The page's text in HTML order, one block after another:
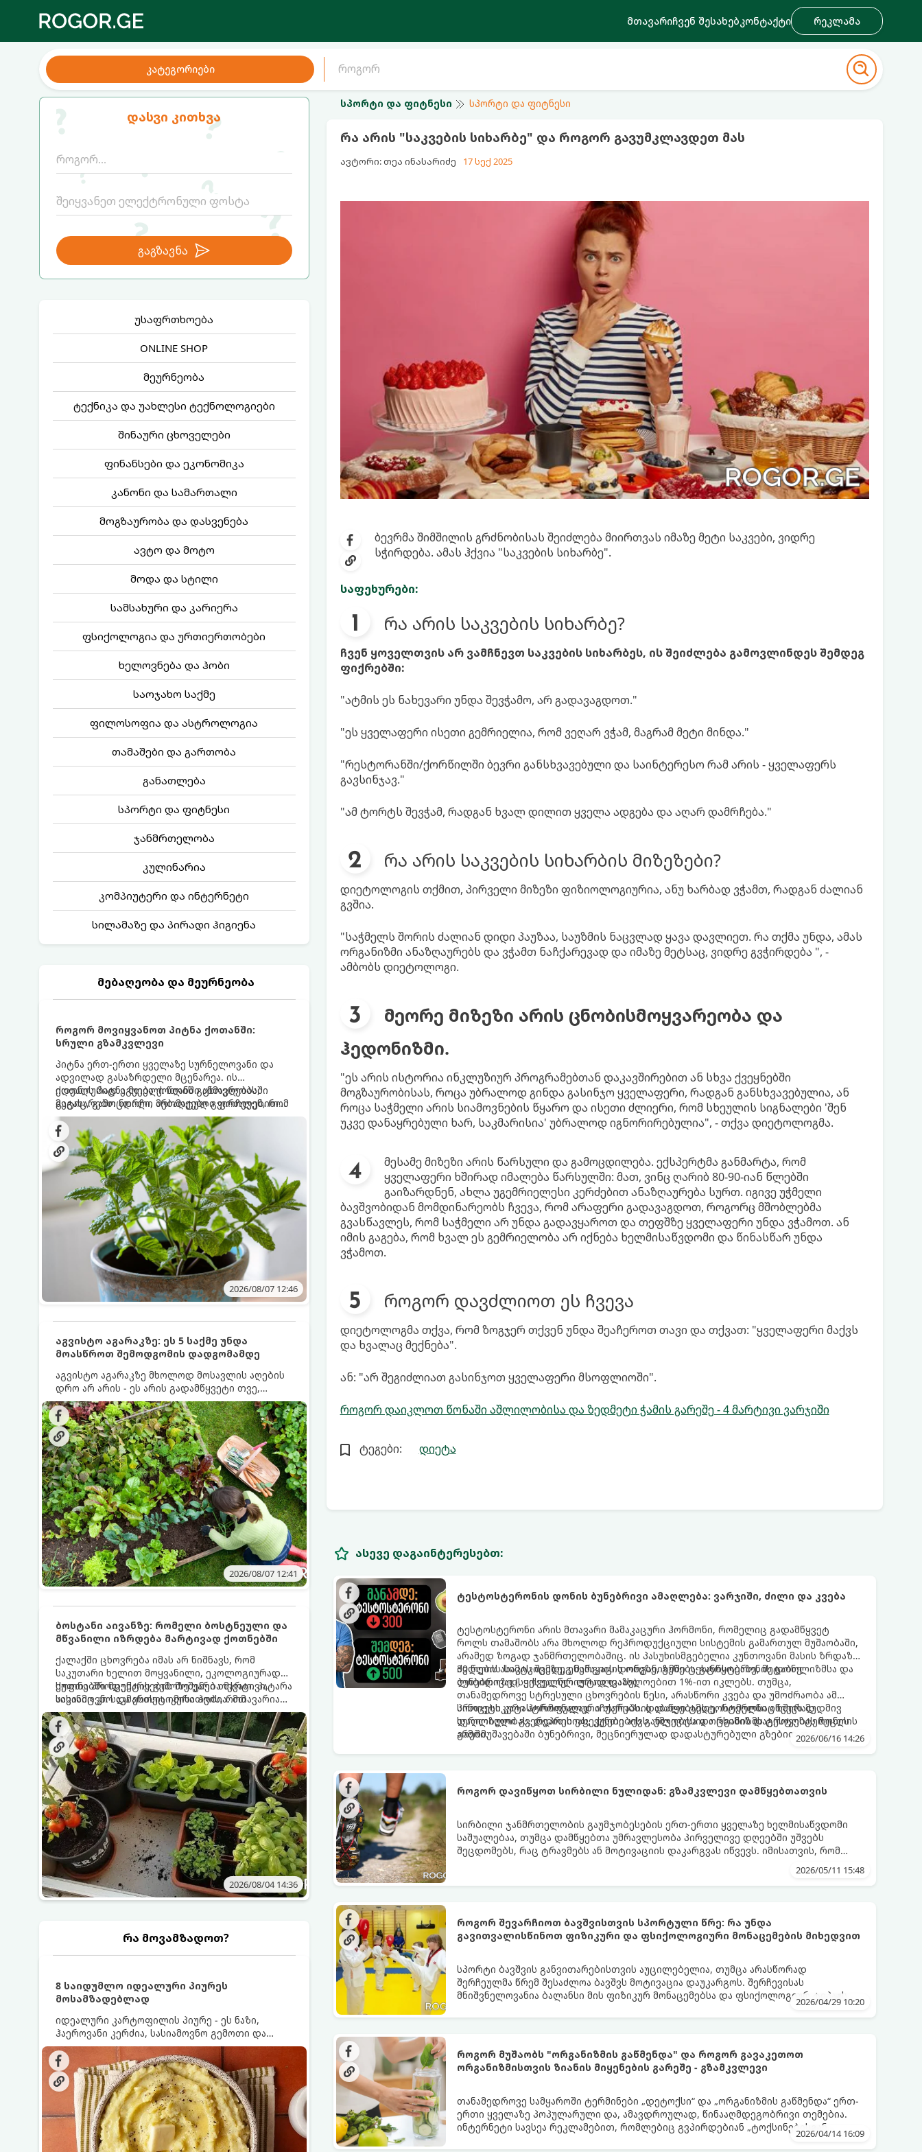
მთავარიჩვენ შესახებკონტაქტი რეკლამა
კატეგორიები
დასვი კითხვა
გაგზავნა
უსაფრთხოება
ONLINE SHOP
მეურნეობა
ტექნიკა და უახლესი ტექნოლოგიები
შინაური ცხოველები
ფინანსები და ეკონომიკა
კანონი და სამართალი
მოგზაურობა და დასვენება
ავტო და მოტო
მოდა და სტილი
სამსახური და კარიერა
ფსიქოლოგია და ურთიერთობები
ხელოვნება და ჰობი
საოჯახო საქმე
ფილოსოფია და ასტროლოგია
თამაშები და გართობა
განათლება
სპორტი და ფიტნესი
ჯანმრთელობა
კულინარია
კომპიუტერი და ინტერნეტი
სილამაზე და პირადი ჰიგიენა
მებაღეობა და მეურნეობა
როგორ მოვიყვანოთ პიტნა ქოთანში:
სრული გზამკვლევი
პიტნა ერთ-ერთი ყველაზე სურნელოვანი და
ადვილად გასაზრდელი მცენარეა. ის
იდეალურად ეგუება ქოთანში ცხოვრებას,
მეტიც, გამოცდილი მებაღეები გვირჩევენ, რომ
პიტნა მხოლოდ ქოთანში მოვიყვანოთ, რადგან
ღია გრუნტში (ბაღში) დარგვისას ის ფესვებით
ძალიან სწრაფად ვრცელდება და სხვა
მცენარეებს ავიწროებს.
ქოთნის პიტნა მთელი წლის განმავლობაში
გაგახარებთ ნორჩი, არომატული ფოთლებით
ჩაის, ლიმონათისა თუ კერძებისთვის.
2026/08/07 12:46
აგვისტო აგარაკზე: ეს 5 საქმე უნდა
მოასწროთ შემოდგომის დადგომამდე
აგვისტო აგარაკზე მხოლოდ მოსავლის აღების
დრო არ არის - ეს არის გადამწყვეტი თვე,
როდესაც საფუძველი ეყრება მომავალი წლის
მოსავალს და ბაღი მზადდება შემოდგომა-
ზამთრის სეზონისთვის. იმისათვის, რომ
ნიადაგმა ენერგია აღიდგინოს, ხოლო
მცენარეებმა ზამთარს გაუძლონ, აგვისტოს
ბოლომდე 5 მნიშვნელოვანი საქმის გაკეთება
უნდა მოასწროთ:
2026/08/07 12:41
ბოსტანი აივანზე: რომელი ბოსტნეული და
მწვანილი იზრდება მარტივად ქოთნებში
ქალაქში ცხოვრება იმას არ ნიშნავს, რომ
საკუთარი ხელით მოყვანილი, ეკოლოგიურად
სუფთა პროდუქტის გემოზე უარი თქვათ. პატარა
აივანიც კი საკმარისია იმისათვის, რომ
მოიწყოთ მინი-ბოსტანი, საიდანაც
ყოველდღიურად ახალ, არომატულ მწვანილსა
და ბოსტნეულს მოკრეფთ.
ქოთნებში მცენარეების მოშენება მარტივი,
სასიამოვნო და ესთეტიკური ჰობია. მთავარია
იცოდეთ, რომელი კულტურები ეგუებიან
ქოთნის პირობებს ყველაზე კარგად და როგორ
მოუაროთ მათ სწორად.
2026/08/04 14:36
რა მოვამზადოთ?
8 საიდუმლო იდეალური პიურეს
მოსამზადებლად
იდეალური კარტოფილის პიურე - ეს ნაზი,
ჰაეროვანი კერძია, სასიამოვნო გემოთი და
ნაღების-მოყვითალო ფერით. მისი მომზადება
ძალიან მარტივია, მაგრამ არსებობს რამდენიმე
საიდუმლო, რომლებიც უნდა იცოდეთ, რომ
პიურე იდეალურად გემრიელი გამოვიდეს.
სპორტი და ფიტნესი სპორტი და ფიტნესი
რა არის "საკვების სიხარბე" და როგორ გავუმკლავდეთ მას
ავტორი: თეა ინასარიძე 17 სექ 2025
ბევრმა შიმშილის გრძნობისას შეიძლება მიირთვას იმაზე მეტი საკვები, ვიდრე
სჭირდება. ამას ჰქვია "საკვების სიხარბე".
საფეხურები:
რა არის საკვების სიხარბე?
ჩვენ ყოველთვის არ ვამჩნევთ საკვების სიხარბეს, ის შეიძლება გამოვლინდეს შემდეგ
ფიქრებში:
"ატმის ეს ნახევარი უნდა შევჭამო, არ გადავაგდოთ."
"ეს ყველაფერი ისეთი გემრიელია, რომ ვეღარ ვჭამ, მაგრამ მეტი მინდა."
"რესტორანში/ქორწილში ბევრი განსხვავებული და საინტერესო რამ არის - ყველაფერს
გავსინჯავ."
"ამ ტორტს შევჭამ, რადგან ხვალ დილით ყველა ადგება და აღარ დამრჩება."
რა არის საკვების სიხარბის მიზეზები?
დიეტოლოგის თქმით, პირველი მიზეზი ფიზიოლოგიურია, ანუ ხარბად ვჭამთ, რადგან ძალიან
გვშია.
"საჭმელს შორის ძალიან დიდი პაუზაა, საუზმის ნაცვლად ყავა დავლიეთ. რა თქმა უნდა, ამას
ორგანიზმი ანაზღაურებს და ვჭამთ ნაჩქარევად და იმაზე მეტსაც, ვიდრე გვჭირდება ", -
ამბობს დიეტოლოგი.
მეორე მიზეზი არის ცნობისმოყვარეობა და
ჰედონიზმი.
"ეს არის ისტორია ინკლუზიურ პროგრამებთან დაკავშირებით ან სხვა ქვეყნებში
მოგზაურობისას, როცა უბრალოდ გინდა გასინჯო ყველაფერი, რადგან განსხვავებულია, ან
როცა საჭმელი არის სიამოვნების წყარო და ისეთი ძლიერი, რომ სხეულის სიგნალები 'შენ
უკვე დანაყრებული ხარ, საკმარისია' უბრალოდ იგნორირებულია", - თქვა დიეტოლოგმა.
მესამე მიზეზი არის წარსული და გამოცდილება. ექსპერტმა განმარტა, რომ
ყველაფერი ხშირად იმალება წარსულში: მათ, ვინც ღარიბ 80-90-იან წლებში
გაიზარდნენ, ახლა უგემრიელესი კერძებით ანაზღაურება სურთ. იგივე უჭმელი
ბავშვობიდან მომდინარეობს ჩვევა, რომ არაფერი გადავაგდოთ, როგორც მშობლებმა
გვასწავლეს, რომ საჭმელი არ უნდა გადავყაროთ და თეფშზე ყველაფერი უნდა ვჭამოთ. ან
იმის გაგება, რომ ხვალ ეს გემრიელობა არ იქნება ხელმისაწვდომი და წინასწარ უნდა
ვჭამოთ.
როგორ დავძლიოთ ეს ჩვევა
დიეტოლოგმა თქვა, რომ ზოგჯერ თქვენ უნდა შეაჩეროთ თავი და თქვათ: "ყველაფერი მაქვს
და ხვალაც მექნება".
ან: "არ შეგიძლიათ გასინჯოთ ყველაფერი მსოფლიოში".
როგორ დაიკლოთ წონაში აშლილობისა და ზედმეტი ჭამის გარეშე - 4 მარტივი ვარჯიში
ტეგები: დიეტა
ასევე დაგაინტერესებთ:
ტესტოსტერონის დონის ბუნებრივი ამაღლება: ვარჯიში, ძილი და კვება
ტესტოსტერონი არის მთავარი მამაკაცური ჰორმონი, რომელიც გადამწყვეტ
როლს თამაშობს არა მხოლოდ რეპროდუქციული სისტემის გამართულ მუშაობაში,
არამედ ზოგად ჯანმრთელობაშიც. ის პასუხისმგებელია კუნთოვანი მასის ზრდაზე,
ძვლების სიმტკიცეზე, ენერგიის დონეზე, გუნება-განწყობაზე, მეტაბოლიზმსა და
ლიბიდოზე (სექსუალურ ლტოლვაზე).
30 წლის ასაკის შემდეგ მამაკაცის ორგანიზმში ტესტოსტერონის დონე
ბუნებრივად, ყოველწლიურად დაახლოებით 1%-ით იკლებს. თუმცა,
თანამედროვე სტრესული ცხოვრების წესი, არასწორი კვება და უმოძრაობა ამ
პროცესს კატასტროფულად აჩქარებს. დაბალი ტესტოსტერონი იწვევს მუდმივ
დაღლილობას, დეპრესიას, კუნთების განლევასა და ცხიმის დაგროვებას მუცლის
არეში.
სინთეტიკური ჰორმონალური თერაპიის დაწყებამდე, რომელსაც ხშირად
სერიოზული გვერდითი ეფექტები აქვს, უმჯობესია ორგანიზმს ტესტოსტერონის
გამომუშავებაში ბუნებრივი, მეცნიერულად დადასტურებული გზებით დაეხმაროთ.
2026/06/16 14:26
როგორ დავიწყოთ სირბილი ნულიდან: გზამკვლევი დამწყებთათვის
სირბილი ჯანმრთელობის გაუმჯობესების ერთ-ერთი ყველაზე ხელმისაწვდომი
საშუალებაა, თუმცა დამწყებთა უმრავლესობა პირველივე დღეებში უშვებს
შეცდომებს, რაც ტრავმებს ან მოტივაციის დაკარგვას იწვევს. იმისათვის, რომ
2026/05/11 15:48
როგორ შევარჩიოთ ბავშვისთვის სპორტული წრე: რა უნდა
გავითვალისწინოთ ფიზიკური და ფსიქოლოგიური მონაცემების მიხედვით
სპორტი ბავშვის განვითარებისთვის აუცილებელია, თუმცა არასწორად
შერჩეულმა წრემ შესაძლოა ბავშვს მოტივაცია დაუკარგოს. შერჩევისას
მნიშვნელოვანია ბალანსი მის ფიზიკურ მონაცემებსა და ფსიქოლოგიურ ტიპაჟს
2026/04/29 10:20
როგორ მუშაობს "ორგანიზმის გაწმენდა" და როგორ გავაკეთოთ
ორგანიზმისთვის ზიანის მიყენების გარეშე - გზამკვლევი
თანამედროვე სამყაროში ტერმინები „დეტოქსი“ და „ორგანიზმის გაწმენდა“ ერთ-
ერთი ყველაზე პოპულარული და, ამავდროულად, წინააღმდეგობრივი თემებია.
ინტერნეტი სავსეა რეკლამებით, რომლებიც გვპირდებიან „ტოქსინებისგან
გათავისუფლებას“ სხვადასხვა ჩაის, წვენების ან მკაცრი დიეტების მეშვეობით.
2026/04/14 16:09